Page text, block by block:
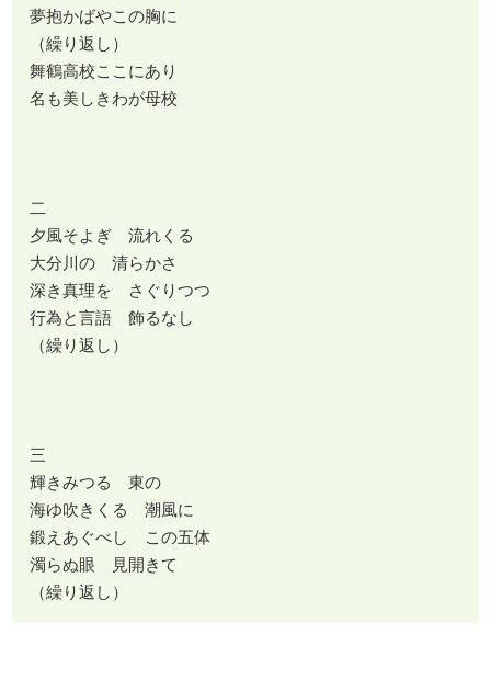
夢抱かばやこの胸に
（繰り返し）
舞鶴高校ここにあり
名も美しきわが母校
二
夕風そよぎ 流れくる
大分川の 清らかさ
深き真理を さぐりつつ
行為と言語 飾るなし
（繰り返し）
三
輝きみつる 東の
海ゆ吹きくる 潮風に
鍛えあぐべし この五体
濁らぬ眼 見開きて
（繰り返し）